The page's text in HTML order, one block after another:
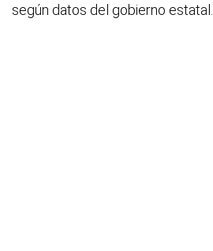
según datos del gobierno estatal.